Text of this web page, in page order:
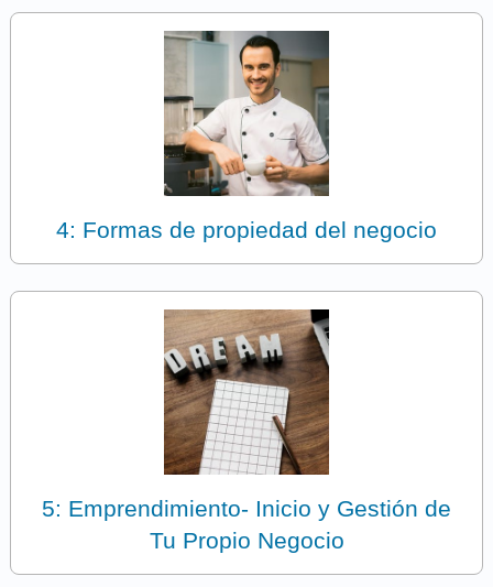
4: Formas de propiedad del negocio
5: Emprendimiento- Inicio y Gestión de
Tu Propio Negocio